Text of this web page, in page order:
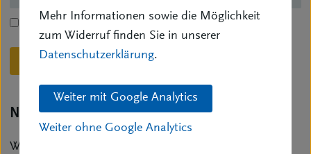
Mehr Informationen sowie die Möglichkeit
zum Widerruf finden Sie in unserer
Datenschutzerklärung.
Weiter mit Google Analytics
Weiter ohne Google Analytics
Dauerhafter Login
Einloggen Passwort vergessen?
Noch kein Mitglied?
Wir würden uns freuen, Sie im BVK begrüßen zu